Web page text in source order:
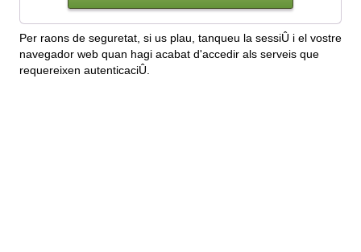
Per raons de seguretat, si us plau, tanqueu la sessiÛ i el vostre
navegador web quan hagi acabat d'accedir als serveis que
requereixen autenticaciÛ.